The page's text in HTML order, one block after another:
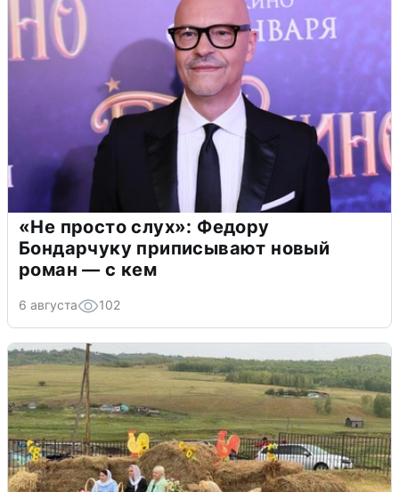
«Не просто слух»: Федору
Бондарчуку приписывают новый
роман — с кем
6 августа 102